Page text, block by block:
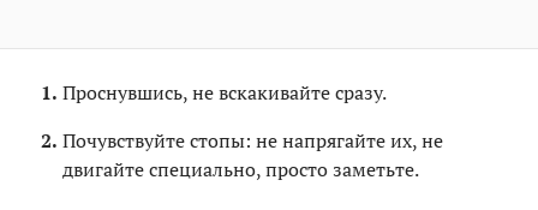
Проснувшись, не вскакивайте сразу.
Почувствуйте стопы: не напрягайте их, не
двигайте специально, просто заметьте.